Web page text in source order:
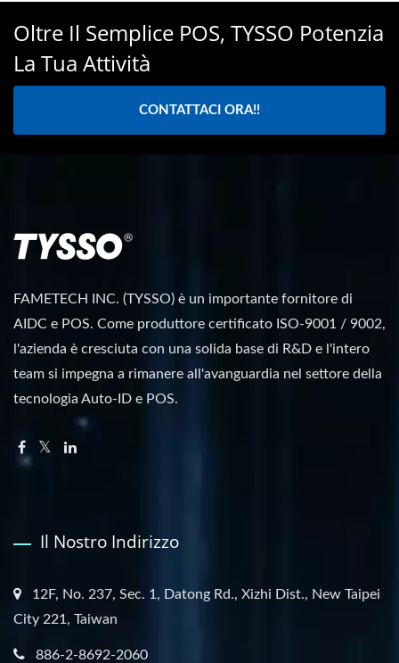
Oltre Il Semplice POS, TYSSO Potenzia
La Tua Attività
CONTATTACI ORA!!
FAMETECH INC. (TYSSO) è un importante fornitore di
AIDC e POS. Come produttore certificato ISO-9001 / 9002,
l'azienda è cresciuta con una solida base di R&D e l'intero
team si impegna a rimanere all'avanguardia nel settore della
tecnologia Auto-ID e POS.
Il Nostro Indirizzo
12F, No. 237, Sec. 1, Datong Rd., Xizhi Dist., New Taipei
City 221, Taiwan
886-2-8692-2060